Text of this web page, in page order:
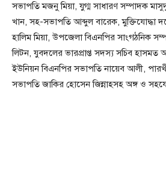
সভাপতি মজনু মিয়া, যুগ্ম সাধারণ সম্পাদক
খান, সহ-সভাপতি আব্দুল বারেক, মুক্তিযোদ্ধা
হালিম মিয়া, উপজেলা বিএনপির সাংগঠনিক
লিটন, যুবদলের ভারপ্রাপ্ত সদস্য সচিব হাসমত
ইউনিয়ন বিএনপির সভাপতি নায়েব আলী,
সভাপতি জাকির হোসেন জিন্নাহসহ অঙ্গ ও